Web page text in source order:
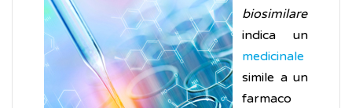
biosimilare
indica un
medicinale
simile a un
farmaco